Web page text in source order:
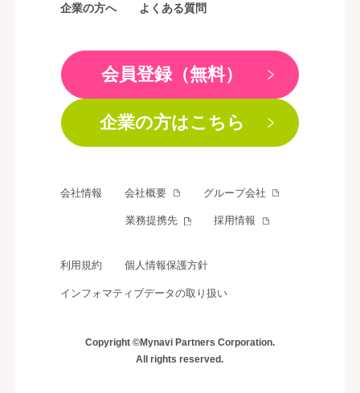
企業の方へ よくある質問
会員登録（無料）
企業の方はこちら
会社情報 会社概要 グループ会社
業務提携先 採用情報
利用規約 個人情報保護方針
インフォマティブデータの取り扱い
Copyright ©Mynavi Partners Corporation.
All rights reserved.